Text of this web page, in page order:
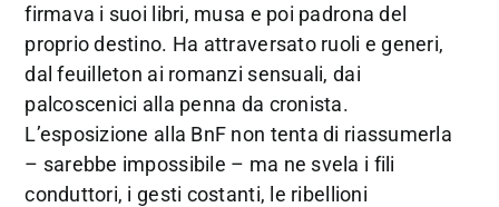
firmava i suoi libri, musa e poi padrona del
proprio destino. Ha attraversato ruoli e generi,
dal feuilleton ai romanzi sensuali, dai
palcoscenici alla penna da cronista.
L’esposizione alla BnF non tenta di riassumerla
– sarebbe impossibile – ma ne svela i fili
conduttori, i gesti costanti, le ribellioni